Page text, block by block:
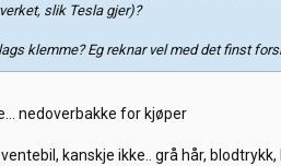
slik Tesla gjer)?
klemme? Eg reknar vel med det finst
nedoverbakke for kjøper
kanskje ikke.. grå hår,